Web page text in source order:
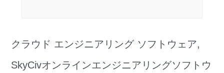
クラウド エンジニアリング ソフトウェア,
SkyCivオンラインエンジニアリングソフトウ